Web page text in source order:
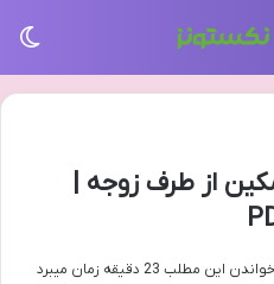
از طرف زوجه |
خواندن این مطلب 23 دقیقه زمان میبرد